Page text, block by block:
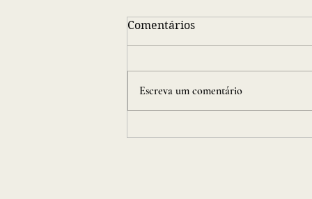
Comentários
Escreva um comentário